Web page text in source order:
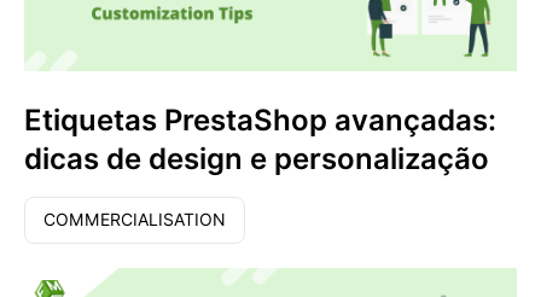
Etiquetas PrestaShop avançadas:
dicas de design e personalização
COMMERCIALISATION